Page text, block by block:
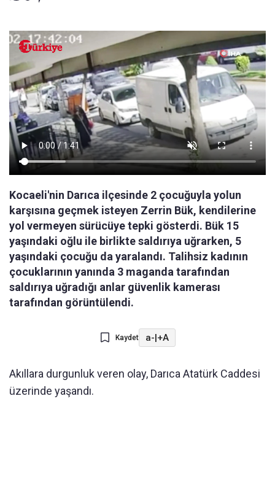
Kocaeli'nin Darıca ilçesinde 2 çocuğuyla yolun
karşısına geçmek isteyen Zerrin Bük, kendilerine
yol vermeyen sürücüye tepki gösterdi. Bük 15
yaşındaki oğlu ile birlikte saldırıya uğrarken, 5
yaşındaki çocuğu da yaralandı. Talihsiz kadının
çocuklarının yanında 3 maganda tarafından
saldırıya uğradığı anlar güvenlik kamerası
tarafından görüntülendi.
Kaydet a-|+A
Akıllara durgunluk veren olay, Darıca Atatürk Caddesi
üzerinde yaşandı.